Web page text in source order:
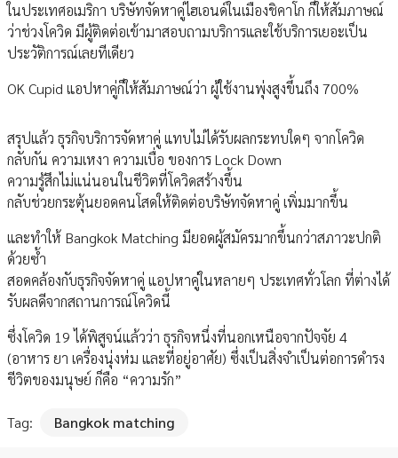
ในประเทศอเมริกา บริษัทจัดหาคู่ไฮเอนด์ในเมืองชิคาโก ก็ให้สัมภาษณ์
ว่าช่วงโควิด มีผู้ติดต่อเข้ามาสอบถามบริการและใช้บริการเยอะเป็น
ประวัติการณ์เลยทีเดียว
OK Cupid แอปหาคู่ก็ให้สัมภาษณ์ว่า ผู้ใช้งานพุ่งสูงขึ้นถึง 700%
สรุปแล้ว ธุรกิจบริการจัดหาคู่ แทบไม่ได้รับผลกระทบใดๆ จากโควิด
กลับกัน ความเหงา ความเบื่อ ของการ Lock Down
ความรู้สึกไม่แน่นอนในชีวิตที่โควิดสร้างขึ้น
กลับช่วยกระตุ้นยอดคนโสดให้ติดต่อบริษัทจัดหาคู่ เพิ่มมากขึ้น
และทำให้ Bangkok Matching มียอดผู้สมัครมากขึ้นกว่าสภาวะปกติ
ด้วยซ้ำ
สอดคล้องกับธุรกิจจัดหาคู่ แอปหาคู่ในหลายๆ ประเทศทั่วโลก ที่ต่างได้
รับผลดีจากสถานการณ์โควิดนี้
ซึ่งโควิด 19 ได้พิสูจน์แล้วว่า ธุรกิจหนึ่งที่นอกเหนือจากปัจจัย 4
(อาหาร ยา เครื่องนุ่งห่ม และที่อยู่อาศัย) ซึ่งเป็นสิ่งจำเป็นต่อการดำรง
ชีวิตของมนุษย์ ก็คือ “ความรัก”
Tag: Bangkok matching